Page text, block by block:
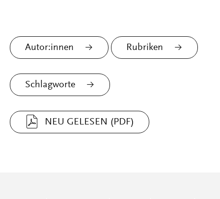
Autor:innen Rubriken
Schlagworte
NEU GELESEN (PDF)